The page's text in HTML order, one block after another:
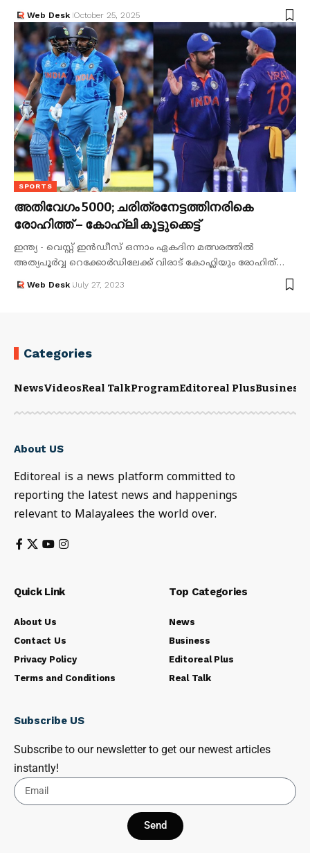
Web Desk October 25, 2025
SPORTS
അതിവേഗം 5000; ചരിത്രനേട്ടത്തിനരികെ
രോഹിത്ത് – കോഹ്ലി കൂട്ടുക്കെട്ട്
ഇന്ത്യ - വെസ്റ്റ് ഇൻഡീസ് ഒന്നാം ഏകദിന മത്സരത്തിൽ
അത്യപൂർവ്വ റെക്കോർഡിലേക്ക് വിരാട് കോഹ്ലിയും രോഹിത്…
Web Desk July 27, 2023
Categories
NewsVideosReal TalkProgramEditoreal PlusBusiness
About US
Editoreal is a news platform committed to
reporting the latest news and happenings
relevant to Malayalees the world over.
Quick Link
About Us
Contact Us
Privacy Policy
Terms and Conditions
Top Categories
News
Business
Editoreal Plus
Real Talk
Subscribe US
Subscribe to our newsletter to get our newest articles
instantly!
Send